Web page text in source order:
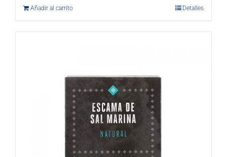
Añadir al carrito Detalles